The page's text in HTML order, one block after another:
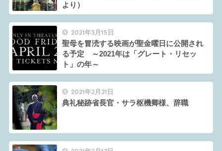
より）
2021年3月15日
聖母を冒涜する映画が聖金曜日に公開され
る予定 ～2021年は「グレート・リセッ
ト」の年～
2021年2月21日
典礼秘跡省長官・サラ枢機卿様、辞職